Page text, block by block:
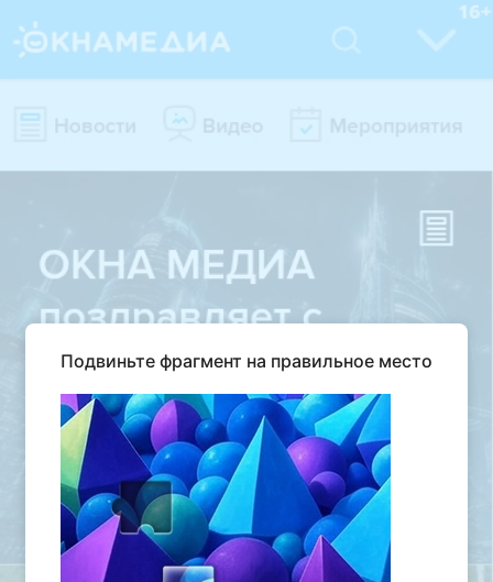
Подвиньте фрагмент на правильное место